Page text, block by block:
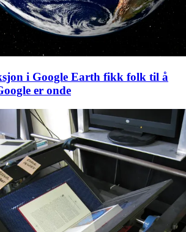
i Google Earth fikk folk til å
er onde